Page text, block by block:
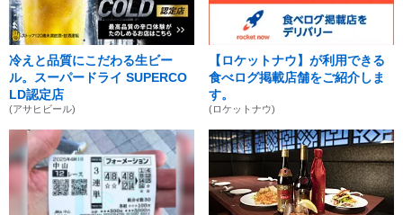
冷えと品質にこだわる生ビー
ル。スーパードライ SUPERCO
LD認定店
(アサヒビール)
【ロケットナウ】が利用できる
食べログ掲載店舗をご紹介しま
す。
(ロケットナウ)